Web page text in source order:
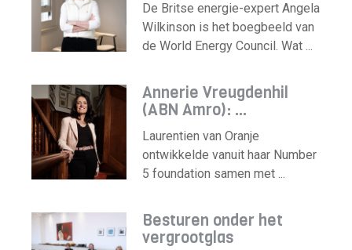
De Britse energie-expert Angela
Wilkinson is het boegbeeld van
de World Energy Council. Wat ...
Annerie Vreugdenhil
(ABN Amro): ...
Laurentien van Oranje
ontwikkelde vanuit haar Number
5 foundation samen met ...
Besturen onder het
vergrootglas